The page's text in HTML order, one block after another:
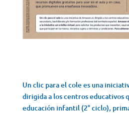
Un clic para el cole es una
dirigida a los centros educativos
educación infantil (2° ciclo),